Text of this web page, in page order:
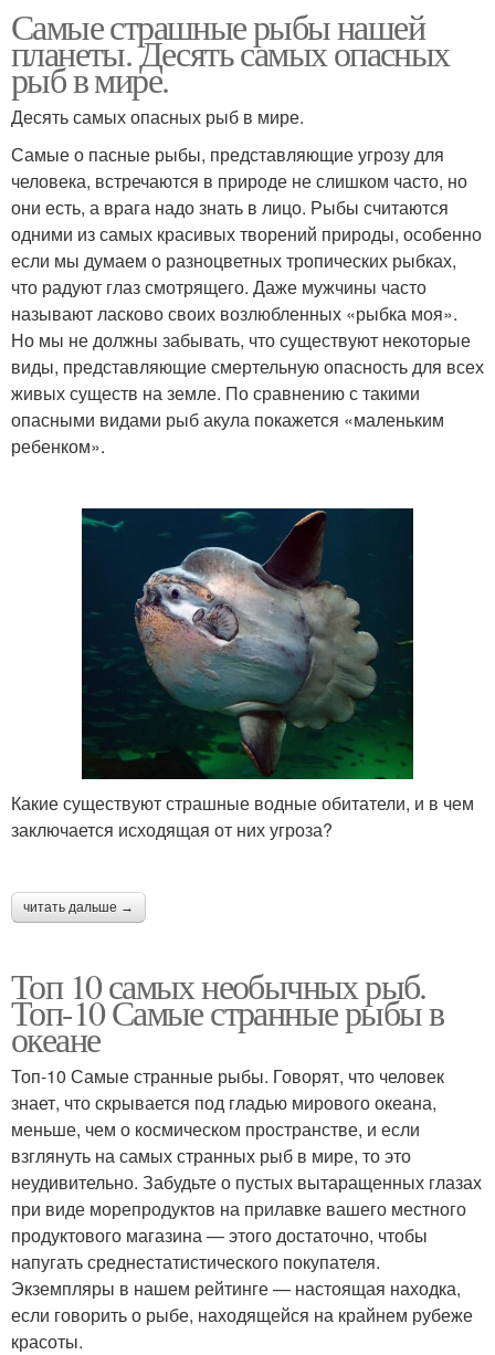
Самые страшные рыбы нашей
планеты. Десять самых опасных
рыб в мире.
Десять самых опасных рыб в мире.
Самые о пасные рыбы, представляющие угрозу для
человека, встречаются в природе не слишком часто, но
они есть, а врага надо знать в лицо. Рыбы считаются
одними из самых красивых творений природы, особенно
если мы думаем о разноцветных тропических рыбках,
что радуют глаз смотрящего. Даже мужчины часто
называют ласково своих возлюбленных «рыбка моя».
Но мы не должны забывать, что существуют некоторые
виды, представляющие смертельную опасность для всех
живых существ на земле. По сравнению с такими
опасными видами рыб акула покажется «маленьким
ребенком».
Какие существуют страшные водные обитатели, и в чем
заключается исходящая от них угроза?
читать дальше →
Топ 10 самых необычных рыб.
Топ-10 Самые странные рыбы в
океане
Топ-10 Самые странные рыбы. Говорят, что человек
знает, что скрывается под гладью мирового океана,
меньше, чем о космическом пространстве, и если
взглянуть на самых странных рыб в мире, то это
неудивительно. Забудьте о пустых вытаращенных глазах
при виде морепродуктов на прилавке вашего местного
продуктового магазина — этого достаточно, чтобы
напугать среднестатистического покупателя.
Экземпляры в нашем рейтинге — настоящая находка,
если говорить о рыбе, находящейся на крайнем рубеже
красоты.